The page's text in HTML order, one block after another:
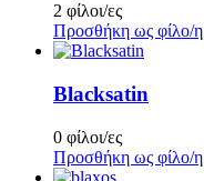
2 φίλοι/ες
Προσθήκη ως φίλο/η
Blacksatin
0 φίλοι/ες
Προσθήκη ως φίλο/η